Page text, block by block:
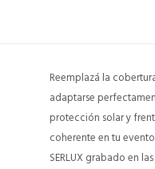
Reemplazá la
adaptarse
protección solar y
coherente en tu
SERLUX grabado en